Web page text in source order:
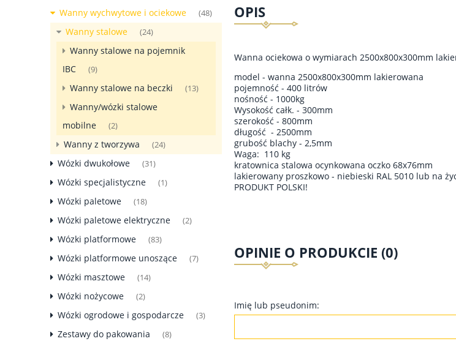
Wanny wychwytowe i ociekowe (48)
Wanny stalowe (24)
Wanny stalowe na pojemnik
IBC
(9)
Wanny stalowe na beczki (13)
Wanny/wózki stalowe
mobilne
(2)
Wanny z tworzywa (24)
Wózki dwukołowe (31)
Wózki specjalistyczne (1)
Wózki paletowe (18)
Wózki paletowe elektryczne (2)
Wózki platformowe (83)
Wózki platformowe unoszące (7)
Wózki masztowe (14)
Wózki nożycowe (2)
Wózki ogrodowe i gospodarcze (3)
Zestawy do pakowania (8)
OPIS
Wanna ociekowa o wymiarach 2500x800x300mm
model - wanna 2500x800x300mm lakierowana
pojemność - 400 litrów
nośność - 1000kg
Wysokość całk. - 300mm
szerokość - 800mm
długość - 2500mm
grubość blachy - 2,5mm
Waga: 110 kg
kratownica stalowa ocynkowana oczko 68x76mm
lakierowany proszkowo - niebieski RAL 5010 lub na
PRODUKT POLSKI!
OPINIE O PRODUKCIE (0)
Imię lub pseudonim: